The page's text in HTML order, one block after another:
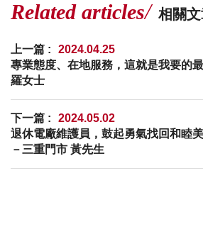
Related articles 相關
上一篇 :
2024.04.25
專業態度、在地服務，這就是我要的
羅女士
下一篇 :
2024.05.02
退休電廠維護員，鼓起勇氣找回和睦
－三重門市 黃先生